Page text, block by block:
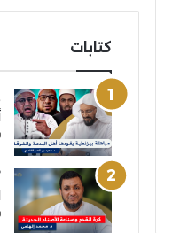
كتابات